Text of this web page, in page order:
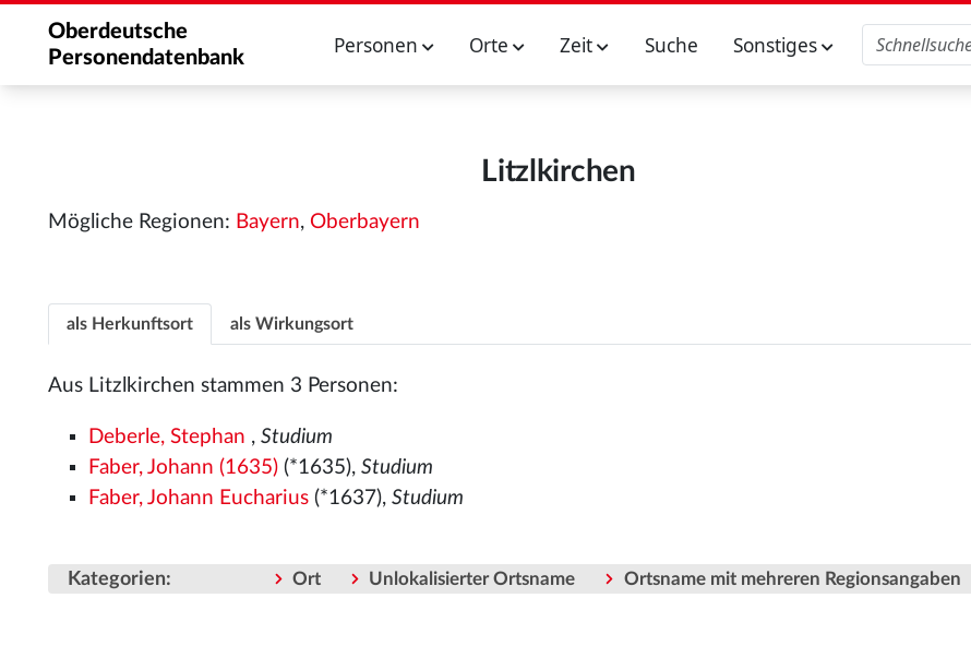
Oberdeutsche
Personendatenbank
Personen Orte Zeit Suche Sonstiges
Litzlkirchen
Mögliche Regionen: Bayern, Oberbayern
als Herkunftsort als Wirkungsort
Aus Litzlkirchen stammen 3 Personen:
Deberle, Stephan ,Studium
Faber, Johann (1635) (*1635),Studium
Faber, Johann Eucharius (*1637),Studium
Kategorien: Ort Unlokalisierter Ortsname Ortsname mit mehreren Regionsangaben